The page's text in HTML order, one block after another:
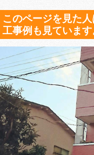
このページを見た
工事例も見ています